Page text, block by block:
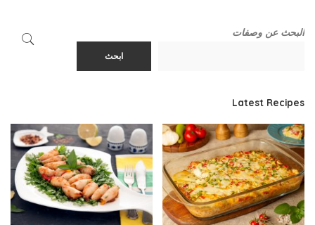
البحث عن وصفات
ابحث
Latest Recipes